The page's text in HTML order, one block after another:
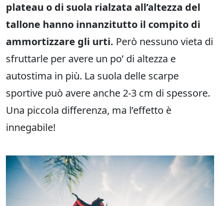
plateau o di suola rialzata all’altezza del
tallone hanno innanzitutto il compito di
ammortizzare gli urti. Però nessuno vieta di
sfruttarle per avere un po’ di altezza e
autostima in più. La suola delle scarpe
sportive può avere anche 2-3 cm di spessore.
Una piccola differenza, ma l’effetto è
innegabile!